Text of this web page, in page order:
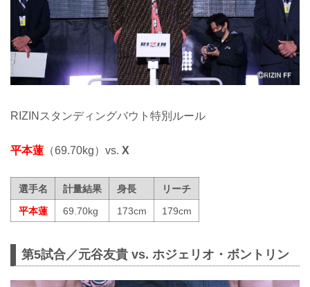
RIZINスタンディングバウト特別ルール
平本蓮 （69.70kg）vs. X
選手名 計量結果 身長
リーチ
平本蓮
69.70kg 173cm 179cm
第5試合／元谷友貴 vs. ホジェリオ・ボントリン